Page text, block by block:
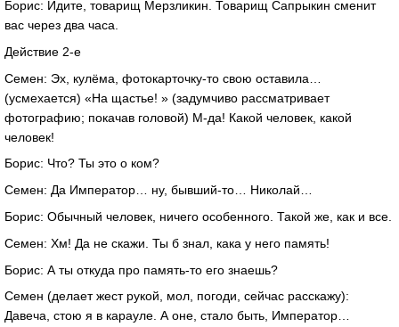
Борис: Идите, товарищ Мерзликин. Товарищ Сапрыкин сменит
вас через два часа.
Действие 2-е
Семен: Эх, кулёма, фотокарточку-то свою оставила…
(усмехается) «На щастье! » (задумчиво рассматривает
фотографию; покачав головой) М-да! Какой человек, какой
человек!
Борис: Что? Ты это о ком?
Семен: Да Император… ну, бывший-то… Николай…
Борис: Обычный человек, ничего особенного. Такой же, как и все.
Семен: Хм! Да не скажи. Ты б знал, кака у него память!
Борис: А ты откуда про память-то его знаешь?
Семен (делает жест рукой, мол, погоди, сейчас расскажу):
Давеча, стою я в карауле. А оне, стало быть, Император…